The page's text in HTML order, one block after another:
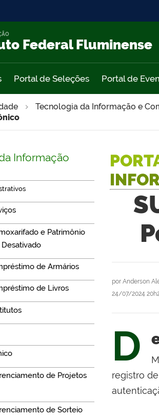
Federal Fluminense
Portal de Seleções Portal de
Tecnologia da Informação e
Informação
e Patrimônio
Desativado
de Armários
de Livros
de Projetos
de Sorteio
por Anderson
24/07/2024
D
registro